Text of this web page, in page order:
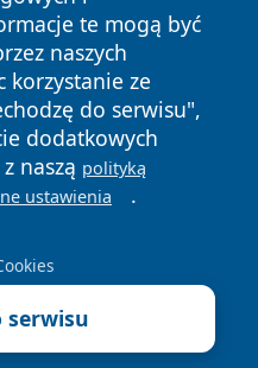
te mogą być
naszych
korzystanie ze
do serwisu",
dodatkowych
naszą polityką
ustawienia .
serwisu
Polityka
Cookies